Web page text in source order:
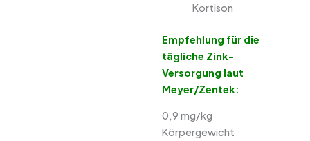
Kortison
Empfehlung für die
tägliche Zink-
Versorgung laut
Meyer/Zentek:
0,9 mg/kg
Körpergewicht